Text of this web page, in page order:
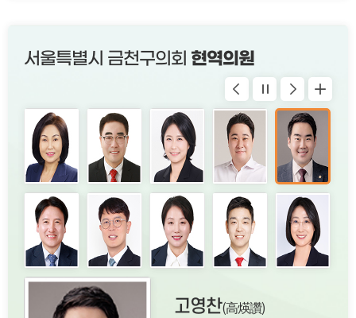
서울특별시 금천구의회 현역의원
박오임(朴五任)
장규권(張圭權)
이은영(李恩英)
도병두(都秉斗)
고영찬(高煐讚)
박대웅(朴大雄)
정문교(鄭文敎)
유지영(柳芝英)
우상원(禹尙元)
고성미(高成美)